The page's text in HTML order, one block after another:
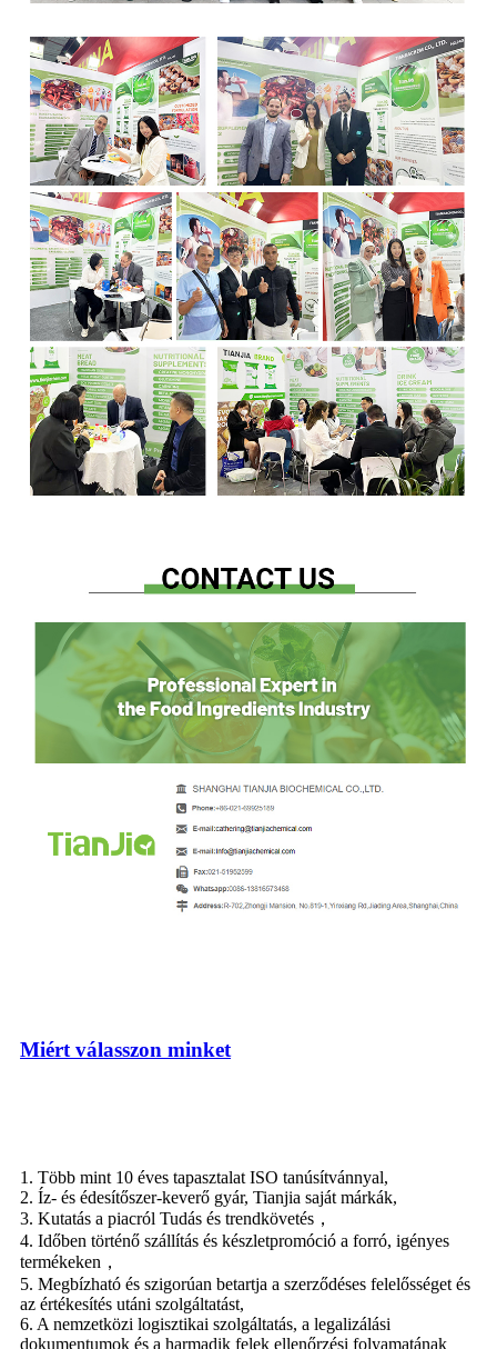
Miért válasszon minket
1. Több mint 10 éves tapasztalat ISO tanúsítvánnyal,
2. Íz- és édesítőszer-keverő gyár, Tianjia saját márkák,
3. Kutatás a piacról Tudás és trendkövetés，
4. Időben történő szállítás és készletpromóció a forró, igényes
termékeken，
5. Megbízható és szigorúan betartja a szerződéses felelősséget és
az értékesítés utáni szolgáltatást,
6. A nemzetközi logisztikai szolgáltatás, a legalizálási
dokumentumok és a harmadik felek ellenőrzési folyamatának